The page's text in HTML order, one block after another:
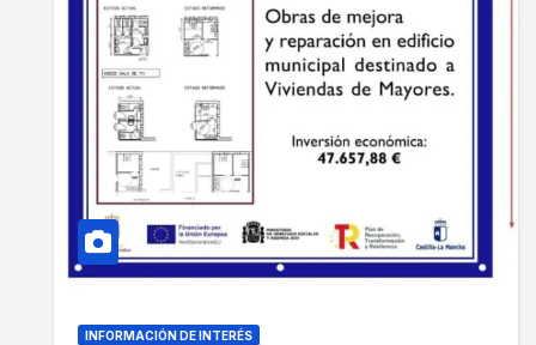
INFORMACIÓN DE INTERÉS